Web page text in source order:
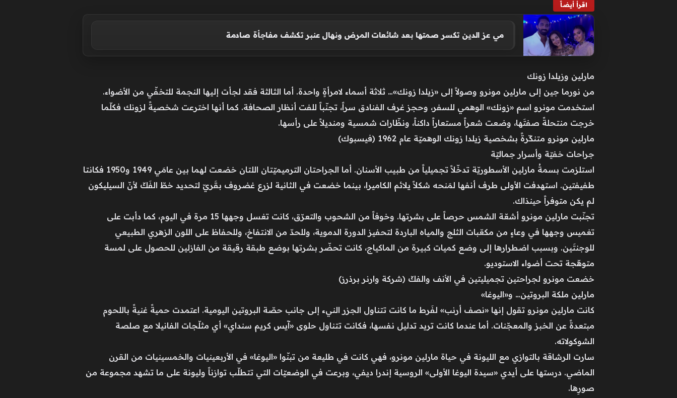
اقرأ أيضاً
مي عز الدين تكسر صمتها بعد شائعات المرض ونهال عنبر تكشف مفاجأة صادمة
مارلين وزيلدا زونك
من نورما جين إلى مارلين مونرو وصولاً إلى «زيلدا زونك»… ثلاثة أسماء لامرأةٍ واحدة. أما الثالثة فقد لجأت إليها النجمة للتخفّي من الأضواء.
استخدمت مونرو اسم «زونك» الوهمي للسفر، وحجز غرف الفنادق سراً، تجنّباً للفت أنظار الصحافة. كما أنها اخترعت شخصيةً لزونك فكلّما
خرجت منتحلةً صفتَها، وضعت شعراً مستعاراً داكناً، ونظّارات شمسية ومنديلاً على رأسها.
مارلين مونرو متنكّرةً بشخصية زيلدا زونك الوهميّة عام 1962 (فيسبوك)
جراحات خفيّة وأسرار جماليّة
استلزمت بسمةُ مارلين الأسطوريّة تدخّلاً تجميلياً من طبيب الأسنان. أما الجراحتان الترميميّتان اللتان خضعت لهما بين عامَي 1949 و1950 فكانتا
طفيفتين. استهدفت الأولى طرف أنفها لمَنحه شكلاً يلائم الكاميرا، بينما خضعت في الثانية لزرع غضروف بقَريّ لتحديد خطّ الفَكّ لأنّ السيليكون
لم يكن متوفراً حينذاك.
تجنّبت مارلين مونرو أشعّة الشمس حرصاً على بشرتها. وخوفاً من الشحوب والتعرّق، كانت تغسل وجهها 15 مرة في اليوم، كما دأبت على
تغميس وجهها في وعاءٍ من مكعّبات الثلج والمياه الباردة لتحفيز الدورة الدموية، وللحدّ من الانتفاخ، وللحفاظ على اللون الزهري الطبيعي
للوجنتَين. وبسبب اضطرارها إلى وضع كميات كبيرة من الماكياج، كانت تحضّر بشرتها بوضع طبقة رقيقة من الفازلين للحصول على لمسة
متوهّجة تحت أضواء الاستوديو.
خضعت مونرو لجراحتين تجميليتين في الأنف والفكّ (شركة وارنر برذرز)
مارلين ملكة البروتين… و«اليوغا»
كانت مارلين مونرو تقول إنها «نصف أرنب» لفَرط ما كانت تتناول الجزر النيء إلى جانب حصّة البروتين اليومية. اعتمدت حميةً غنيةً باللحوم
مبتعدةً عن الخبز والمعجّنات. أما عندما كانت تريد تدليل نفسها، فكانت تتناول حلوى «آيس كريم سنداي» أي مثلّجات الفانيلا مع صلصة
الشوكولاته.
سارت الرشاقة بالتوازي مع الليونة في حياة مارلين مونرو، فهي كانت في طليعة من تبنّوا «اليوغا» في الأربعينيات والخمسينيات من القرن
الماضي. درستها على أيدي «سيدة اليوغا الأولى» الروسية إندرا ديفي، وبرعت في الوضعيّات التي تتطلّب توازناً وليونة على ما تشهد مجموعة من
صورِها.